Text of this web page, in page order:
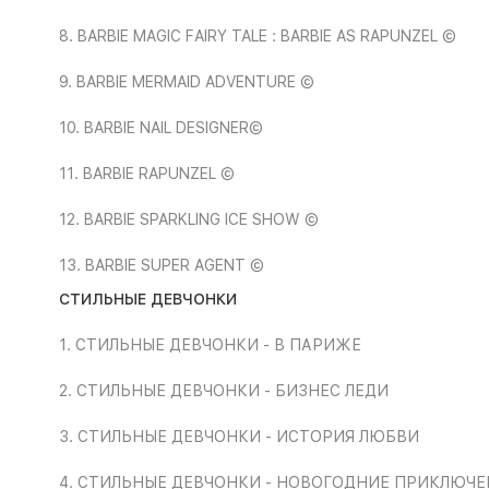
8. BARBIE MAGIC FAIRY TALE : BARBIE AS RAPUNZEL ©
9. BARBIE MERMAID ADVENTURE ©
10. BARBIE NAIL DESIGNER©
11. BARBIE RAPUNZEL ©
12. BARBIE SPARKLING ICE SHOW ©
13. BARBIE SUPER AGENT ©
СТИЛЬНЫЕ ДЕВЧОНКИ
1. СТИЛЬНЫЕ ДЕВЧОНКИ - В ПАРИЖЕ
2. СТИЛЬНЫЕ ДЕВЧОНКИ - БИЗНЕС ЛЕДИ
3. СТИЛЬНЫЕ ДЕВЧОНКИ - ИСТОРИЯ ЛЮБВИ
4. СТИЛЬНЫЕ ДЕВЧОНКИ - НОВОГОДНИЕ